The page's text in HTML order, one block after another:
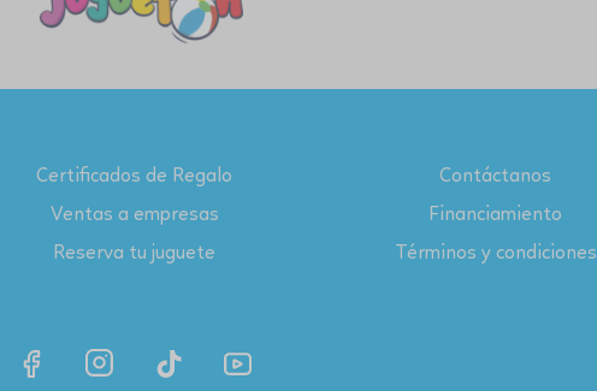
Certificados de Regalo
Ventas a empresas
Reserva tu juguete
Contáctanos
Financiamiento
Términos y condiciones